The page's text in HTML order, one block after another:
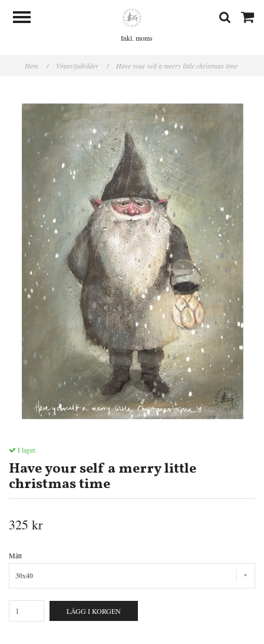
Inkl. moms
Hem / Vinter/julbilder / Have your self a merry little christmas time
I lager.
Have your self a merry little
christmas time
325 kr
Mått
30x40
LÄGG I KORGEN